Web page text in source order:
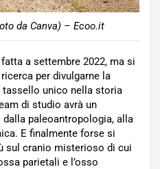
da Canva) – Ecoo.it
a settembre 2022, ma si
per divulgarne la
tassello unico nella storia
di studio avrà un
paleoantropologia, alla
E finalmente forse si
sul cranio misterioso di cui
parietali e l’osso